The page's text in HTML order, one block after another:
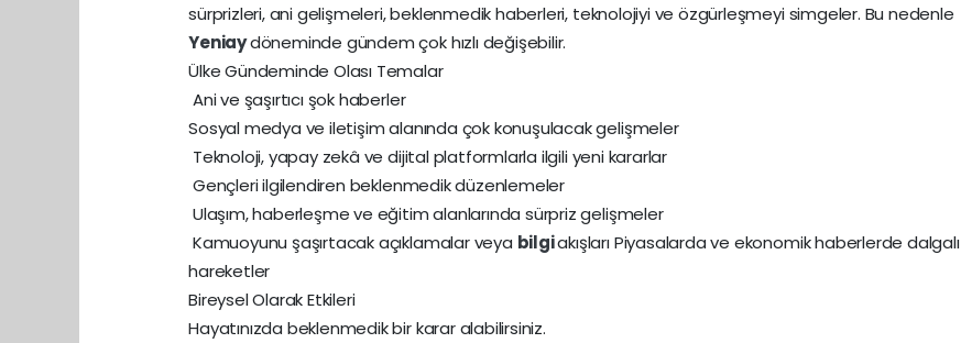
sürprizleri, ani gelişmeleri, beklenmedik haberleri, teknolojiyi ve özgürleşmeyi simgeler. Bu nedenle
Yeniaydöneminde gündem çok hızlı değişebilir.
Ülke Gündeminde Olası Temalar
Ani ve şaşırtıcı şok haberler
Sosyal medya ve iletişim alanında çok konuşulacak gelişmeler
Teknoloji, yapay zekâ ve dijital platformlarla ilgili yeni kararlar
Gençleri ilgilendiren beklenmedik düzenlemeler
Ulaşım, haberleşme ve eğitim alanlarında sürpriz gelişmeler
Kamuoyunu şaşırtacak açıklamalar veya bilgiakışları Piyasalarda ve ekonomik haberlerde dalgalı
hareketler
Bireysel Olarak Etkileri
Hayatınızda beklenmedik bir karar alabilirsiniz.